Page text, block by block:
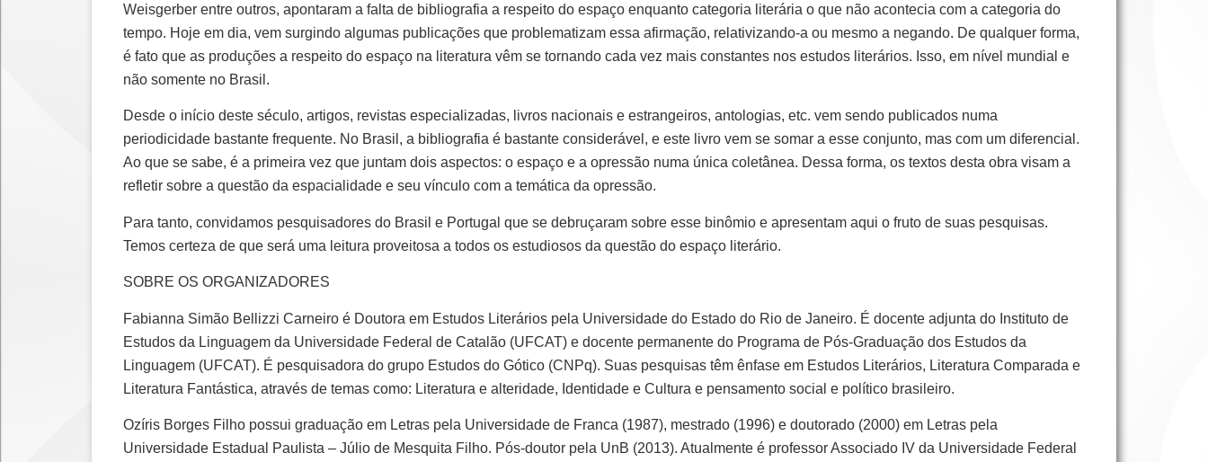
Weisgerber entre outros, apontaram a falta de bibliografia a respeito do espaço enquanto categoria literária o que não acontecia com a categoria do
tempo. Hoje em dia, vem surgindo algumas publicações que problematizam essa afirmação, relativizando-a ou mesmo a negando. De qualquer forma,
é fato que as produções a respeito do espaço na literatura vêm se tornando cada vez mais constantes nos estudos literários. Isso, em nível mundial e
não somente no Brasil.
Desde o início deste século, artigos, revistas especializadas, livros nacionais e estrangeiros, antologias, etc. vem sendo publicados numa
periodicidade bastante frequente. No Brasil, a bibliografia é bastante considerável, e este livro vem se somar a esse conjunto, mas com um diferencial.
Ao que se sabe, é a primeira vez que juntam dois aspectos: o espaço e a opressão numa única coletânea. Dessa forma, os textos desta obra visam a
refletir sobre a questão da espacialidade e seu vínculo com a temática da opressão.
Para tanto, convidamos pesquisadores do Brasil e Portugal que se debruçaram sobre esse binômio e apresentam aqui o fruto de suas pesquisas.
Temos certeza de que será uma leitura proveitosa a todos os estudiosos da questão do espaço literário.
SOBRE OS ORGANIZADORES
Fabianna Simão Bellizzi Carneiro é Doutora em Estudos Literários pela Universidade do Estado do Rio de Janeiro. É docente adjunta do Instituto de
Estudos da Linguagem da Universidade Federal de Catalão (UFCAT) e docente permanente do Programa de Pós-Graduação dos Estudos da
Linguagem (UFCAT). É pesquisadora do grupo Estudos do Gótico (CNPq). Suas pesquisas têm ênfase em Estudos Literários, Literatura Comparada e
Literatura Fantástica, através de temas como: Literatura e alteridade, Identidade e Cultura e pensamento social e político brasileiro.
Ozíris Borges Filho possui graduação em Letras pela Universidade de Franca (1987), mestrado (1996) e doutorado (2000) em Letras pela
Universidade Estadual Paulista – Júlio de Mesquita Filho. Pós-doutor pela UnB (2013). Atualmente é professor Associado IV da Universidade Federal